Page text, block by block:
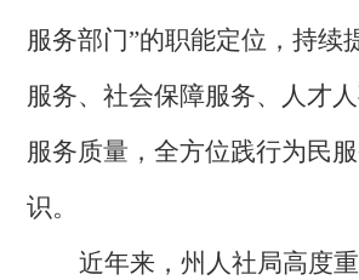
服务部门”的职能定位，持续
服务、社会保障服务、人才
服务质量，全方位践行为民
识。
近年来，州人社局高度